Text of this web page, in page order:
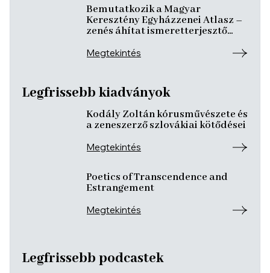
Bemutatkozik a Magyar
Keresztény Egyházzenei Atlasz –
zenés áhítat ismeretterjesztő
Megtekintés
Legfrissebb kiadványok
Kodály Zoltán kórusművészete és
a zeneszerző szlovákiai kötődései
Megtekintés
Poetics of Transcendence and
Estrangement
Megtekintés
Legfrissebb podcastek